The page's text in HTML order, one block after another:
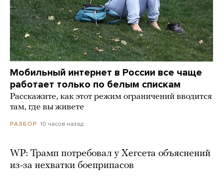
Мобильный интернет в России все чаще
работает только по белым спискам
Расскажите, как этот режим ограничений вводится
там, где вы живете
РАЗБОР 10 часов назад
WP: Трамп потребовал у Хегсета объяснений
из-за нехватки боеприпасов